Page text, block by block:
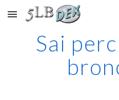
Skip to main content
Sai